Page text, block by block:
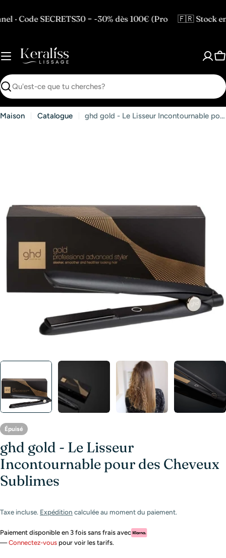
au
= -30% dès 100€ (Pro 🇫🇷 Stock en France —
Recherche
Maison Catalogue ghd gold - Le Lisseur Incontournable pour des Cheveux Sublimes
le média 0 en mode modal
Épuisé
ghd gold - Le Lisseur
Incontournable pour des Cheveux
Sublimes
Taxe incluse. Expédition calculée au moment du paiement.
Paiement disponible en 3 fois sans frais avec
—Connectez-vous pour voir les tarifs.